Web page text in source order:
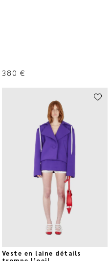
380 €
Veste en laine détails